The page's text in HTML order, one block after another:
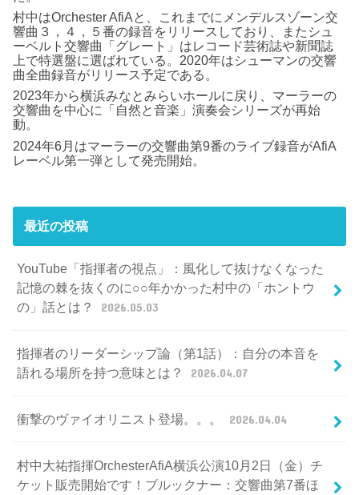
村中はOrchester AfiAと、これまでにメンデルスゾーン交
響曲３，４，５番の録音をリリースしており、またシュ
ーベルト交響曲「グレート」はレコード芸術誌や新聞誌
上で特選盤に選ばれている。2020年はシューマンの交響
曲全曲録音がリリース予定である。
2023年から横浜みなとみらいホールに戻り、マーラーの
交響曲を中心に「自然と音楽」演奏会シリーズが再始
動。
2024年6月はマーラーの交響曲第9番のライブ録音がAfiA
レーベル第一弾として発売開始。
最近の投稿
YouTube「指揮者の視点」：風化して抜けなくなった
記憶の棘を抜くのに○○年かかった村中の「ホントウ
の」話とは？
2026.05.03
指揮者のリーダーシップ論（第1話）：自分の本音を
語れる場所を持つ意味とは？
2026.04.07
衝撃のヴァイオリニスト登場。。。 2026.04.04
村中大祐指揮OrchesterAfiA横浜公演10月2日（金）チ
ケット販売開始です！ブルックナー：交響曲第7番ほ